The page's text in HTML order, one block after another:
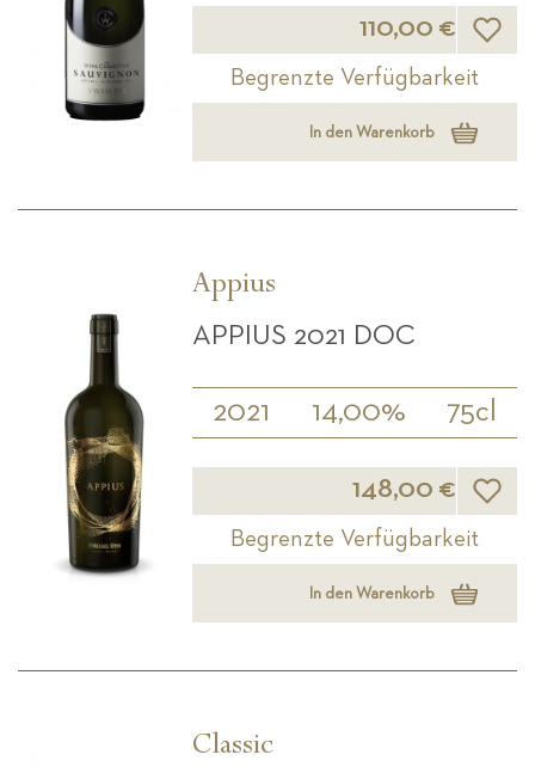
110,00 €
Begrenzte Verfügbarkeit
In den Warenkorb
Appius
APPIUS 2021 DOC
2021 14,00% 75cl
148,00 €
Begrenzte Verfügbarkeit
In den Warenkorb
Classic